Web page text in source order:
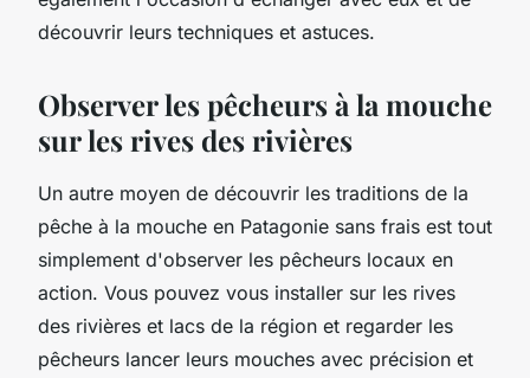
découvrir leurs techniques et astuces.
Observer les pêcheurs à la mouche
sur les rives des rivières
Un autre moyen de découvrir les traditions de la
pêche à la mouche en Patagonie sans frais est tout
simplement d'observer les pêcheurs locaux en
action. Vous pouvez vous installer sur les rives
des rivières et lacs de la région et regarder les
pêcheurs lancer leurs mouches avec précision et